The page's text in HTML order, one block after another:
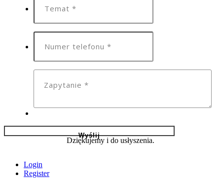
Dziękujemy i do usłyszenia.
Login
Register